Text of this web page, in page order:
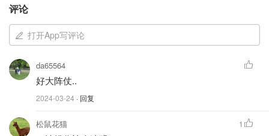
术很成功，但术后检查发现了癌症，"她在周五下午发布到
社交媒体上的一段视频中说。
"因此，我的医疗团队建议我接受一个疗程的预防性化疗，
我现在正处于化疗的早期阶段。这当然是一个巨大的打击，
为了我们年轻的家庭，威廉和我一直在尽我们所能私下处理
和处理这件事。"
来源：
globalnews
评论
打开App写评论
da65564
好大阵仗..
2024-03-24 · 回复
松鼠花猫 1